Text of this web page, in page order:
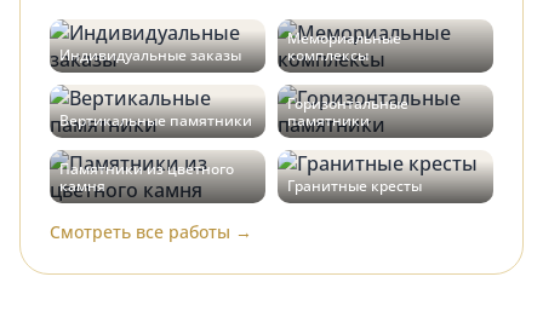
Индивидуальные заказы
Мемориальные
комплексы
Вертикальные памятники
Горизонтальные
памятники
Памятники из цветного
камня
Гранитные кресты
Смотреть все работы →